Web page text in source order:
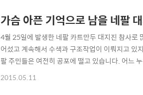
가슴 아픈 기억으로 남을 네팔
4월 25일에 발생한 네팔 카트만두 대지진 참사
어섰고 계속해서 수색과 구조작업이 이뤄지고 있
팔 주민들은 여전히 공포에 떨고 있습니다. 어느
해갈 수 없는 걸까요. 두려움에 떨게 만드는 자연
2015.05.11